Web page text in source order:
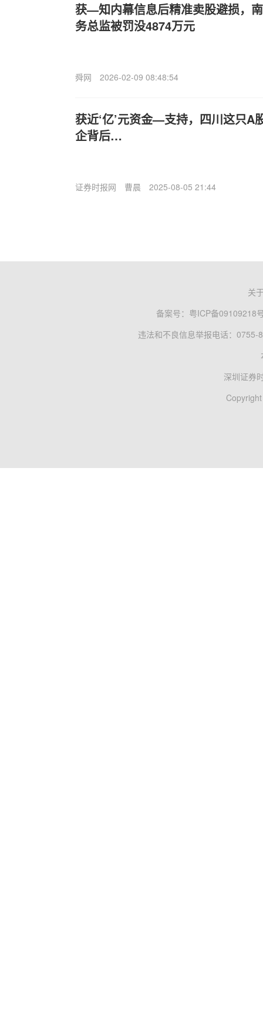
获—知内幕信息后精准卖股避损，
务总监被罚没4874万元
舜网 2026-02-09 08:48:54
获近‘亿’元资金—支持，四川这只A
企背后…
证券时报网 曹晨 2025-08-05 21:44
关
备案号： 粤ICP备09109218
违法和不良信息举报电话：0755-
深圳证券